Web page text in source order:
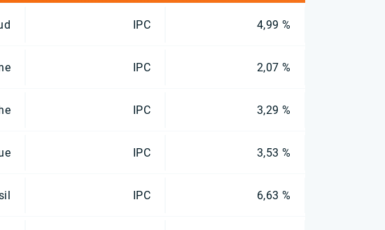
IPC 4,99 %
IPC 2,07 %
IPC 3,29 %
IPC 3,53 %
IPC 6,63 %